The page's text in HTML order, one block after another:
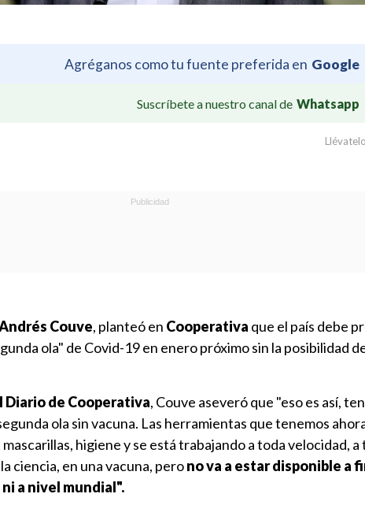
Agréganos como tu fuente preferida en Google
Suscríbete a nuestro canal de Whatsapp
Couve, planteó en Cooperativa que el país debe
ola" de Covid-19 en enero próximo sin la posibilidad
Diario de Cooperativa, Couve aseveró que "eso es así,
ola sin vacuna. Las herramientas que tenemos
higiene y se está trabajando a toda velocidad, a
ciencia, en una vacuna, perono va a estar disponible a
a nivel mundial".